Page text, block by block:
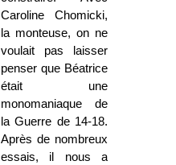
Caroline Chomicki,
la monteuse, on ne
voulait pas laisser
penser que Béatrice
était une
monomaniaque de
la Guerre de 14-18.
Après de nombreux
essais, il nous a